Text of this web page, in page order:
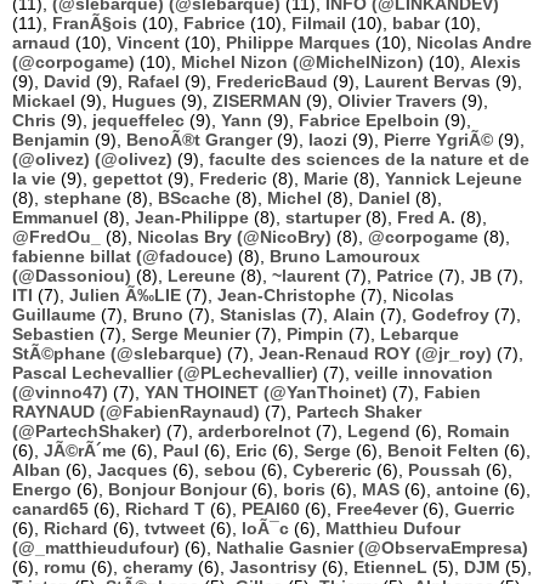
(11), FranÃ§ois (10), Fabrice (10), Filmail (10), babar(10),
arnaud (10), Vincent (10), Philippe Marques (10), Nicolas Andre
(@corpogame) (10), Michel Nizon (@MichelNizon) (10), Alexis
(9), David (9), Rafael (9), FredericBaud (9), Laurent Bervas (9),
Mickael (9), Hugues (9), ZISERMAN (9), Olivier Travers (9),
Chris (9), jequeffelec (9), Yann (9), Fabrice Epelboin (9),
Benjamin (9), BenoÃ®t Granger(9), laozi (9), Pierre YgriÃ© (9),
(@olivez) (@olivez) (9), faculte des sciences de la nature et de
la vie (9), gepettot (9), Frederic (8), Marie (8), Yannick Lejeune
(8), stephane (8), BScache (8), Michel (8), Daniel (8),
Emmanuel (8), Jean-Philippe (8), startuper(8), Fred A. (8),
@FredOu_
(8), Nicolas Bry (@NicoBry) (8), @corpogame (8),
fabienne billat (@fadouce) (8), Bruno Lamouroux
(@Dassoniou) (8), Lereune (8), ~laurent (7), Patrice (7), JB (7),
ITI (7), Julien Ã‰LIE (7), Jean-Christophe (7), Nicolas
Guillaume (7), Bruno (7), Stanislas (7), Alain (7), Godefroy (7),
Sebastien (7), Serge Meunier(7), Pimpin (7), Lebarque
StÃ©phane (@slebarque) (7), Jean-Renaud ROY (@jr_roy) (7),
Pascal Lechevallier (@PLechevallier) (7), veille innovation
(@vinno47) (7), YAN THOINET (@YanThoinet) (7), Fabien
RAYNAUD (@FabienRaynaud) (7), Partech Shaker
(@PartechShaker) (7), arderborelnot (7), Legend (6), Romain
(6), JÃ©rÃ´me (6), Paul (6), Eric (6), Serge (6), Benoit Felten (6),
Alban (6), Jacques (6), sebou (6), Cybereric (6), Poussah (6),
Energo (6), Bonjour Bonjour(6), boris (6), MAS (6), antoine (6),
canard65 (6), Richard T (6), PEAI60 (6), Free4ever(6), Guerric
(6), Richard (6), tvtweet (6), loÃ¯c (6), Matthieu Dufour
(@_matthieudufour) (6), Nathalie Gasnier (@ObservaEmpresa)
(6), romu (6), cheramy (6), Jasontrisy (6), EtienneL (5), DJM (5),